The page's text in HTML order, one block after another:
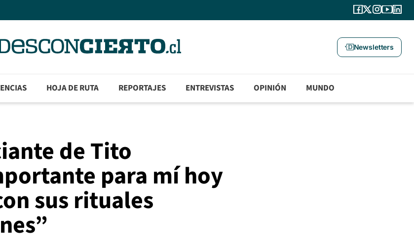
Newsletters
HOJA DE RUTA REPORTAJES ENTREVISTAS OPINIÓN MUNDO
de Tito
para mí hoy
sus rituales